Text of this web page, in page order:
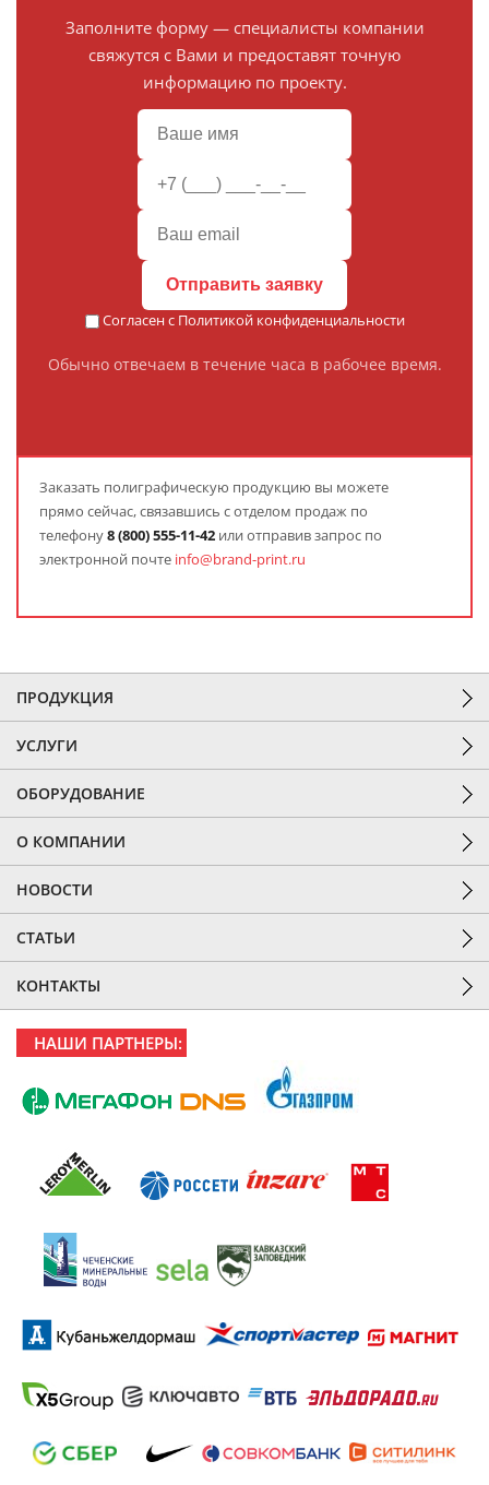
Заполните форму — специалисты компании
свяжутся с Вами и предоставят точную
информацию по проекту.
Отправить заявку
Согласен с Политикой конфиденциальности
Обычно отвечаем в течение часа в рабочее время.
Заказать полиграфическую продукцию вы можете
прямо сейчас, связавшись с отделом продаж по
телефону8(800) 555-11-42 или отправив запрос по
электронной почте info@brand-print.ru
ПРОДУКЦИЯ
УСЛУГИ
ОБОРУДОВАНИЕ
О КОМПАНИИ
НОВОСТИ
СТАТЬИ
КОНТАКТЫ
НАШИ ПАРТНЕРЫ: